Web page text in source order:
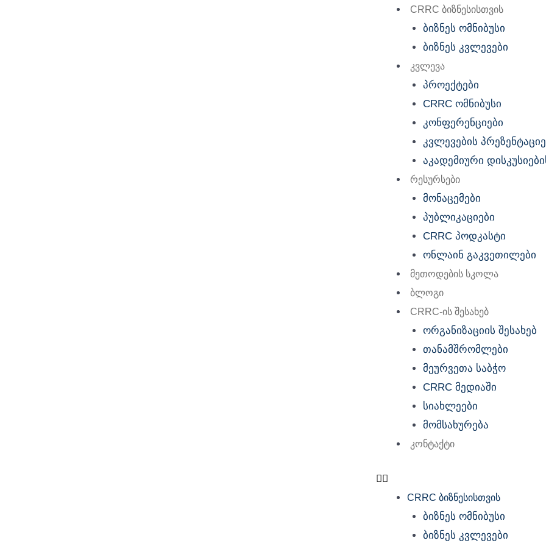
CRRC ბიზნესისთვის
ბიზნეს ომნიბუსი
ბიზნეს კვლევები
კვლევა
პროექტები
CRRC ომნიბუსი
კონფერენციები
კვლევების
აკადემიური
რესურსები
მონაცემები
პუბლიკაციები
CRRC პოდკასტი
ონლაინ გაკვეთილები
მეთოდების სკოლა
ბლოგი
CRRC-ის შესახებ
ორგანიზაციის შესახებ
თანამშრომლები
მეურვეთა საბჭო
CRRC მედიაში
სიახლეები
მომსახურება
კონტაქტი
Menu
CRRC ბიზნესისთვის
ბიზნეს ომნიბუსი
ბიზნეს კვლევები